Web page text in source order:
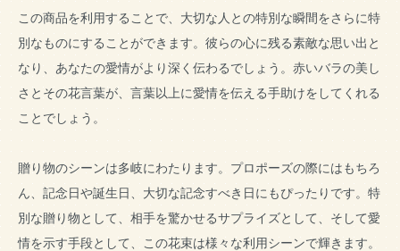
この商品を利用することで、大切な人との特別な瞬間をさらに特
別なものにすることができます。彼らの心に残る素敵な思い出と
なり、あなたの愛情がより深く伝わるでしょう。赤いバラの美し
さとその花言葉が、言葉以上に愛情を伝える手助けをしてくれる
ことでしょう。
贈り物のシーンは多岐にわたります。プロポーズの際にはもちろ
ん、記念日や誕生日、大切な記念すべき日にもぴったりです。特
別な贈り物として、相手を驚かせるサプライズとして、そして愛
情を示す手段として、この花束は様々な利用シーンで輝きます。